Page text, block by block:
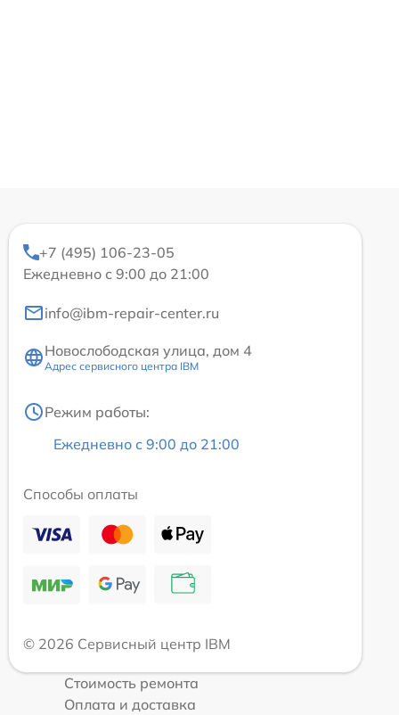
+7 (495) 106-23-05
Ежедневно с 9:00 до 21:00
info@ibm-repair-center.ru
Новослободская улица, дом 4
Адрес сервисного центра IBM
Режим работы:
Ежедневно с 9:00 до 21:00
Способы оплаты
© 2026 Сервисный центр IBM
Стоимость ремонта
Оплата и доставка